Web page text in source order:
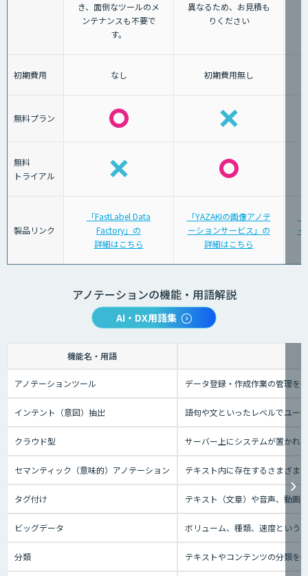
き、面倒なツールのメ
ンテナンスも不要で
す。
異なるため、お見積も
りください
初期費用 なし 初期費用無し
無料プラン
無料
トライアル
製品リンク
「FastLabel Data
Factory」の
詳細はこちら
「YAZAKIの画像アノテ
ーションサービス」の
詳細はこちら
アノテーションの機能・用語解説
AI・DX用語集
機能名・用語
アノテーションツール データ登録・作成作業の管理を
インテント（意図）抽出 語句や文といったレベルでユー
クラウド型 サーバー上にシステムが置かれ
セマンティック（意味的）アノテーション テキスト内に存在するさまざま
タグ付け テキスト（文章）や音声、動画
ビッグデータ ボリューム、種類、速度という
分類 テキストやコンテンツの分類を